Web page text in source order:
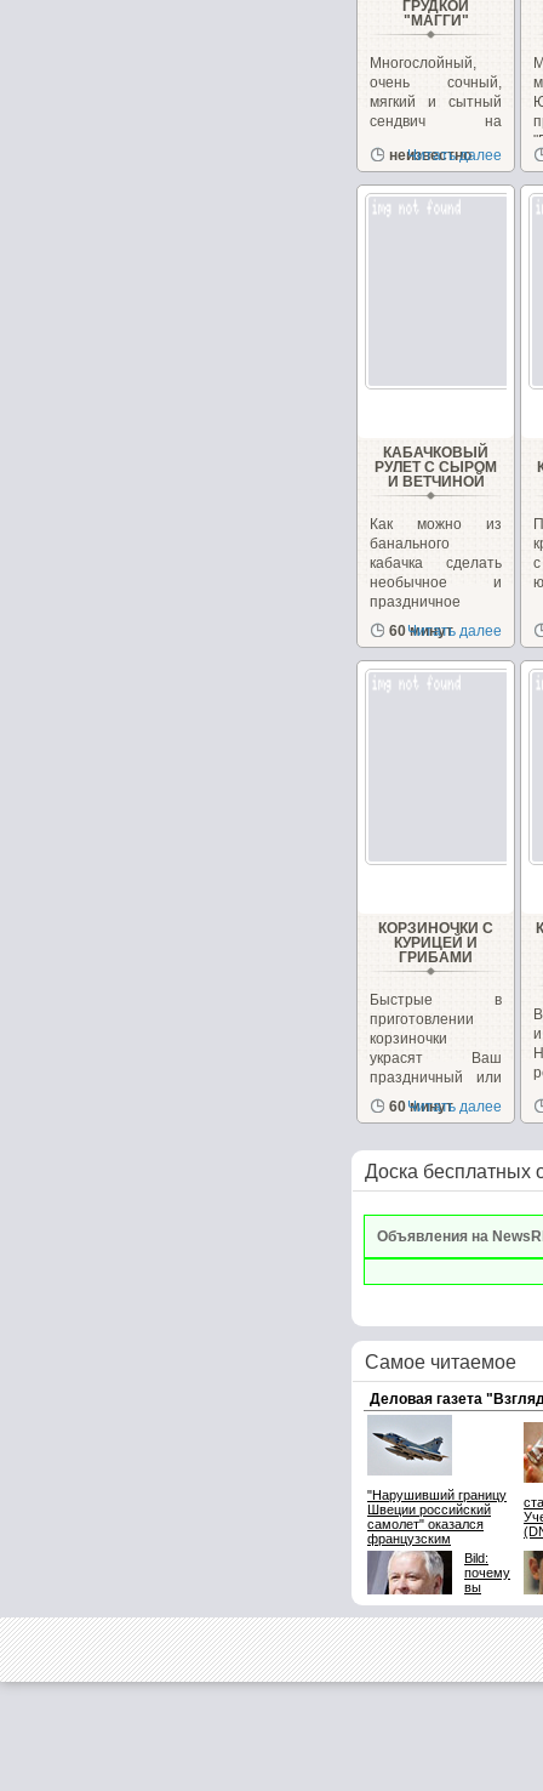
ГРУДКОЙ
"МАГГИ"
Многослойный,
очень сочный,
мягкий и сытный
сендвич на
закуску!...
неизвестно
Читать далее
КАБАЧКОВЫЙ
РУЛЕТ С СЫРОМ
И ВЕТЧИНОЙ
Как можно из
банального
кабачка сделать
необычное и
праздничное
блюдо. Взяв...
60 минут
Читать далее
КОРЗИНОЧКИ С
КУРИЦЕЙ И
ГРИБАМИ
Быстрые в
приготовлении
корзиночки
украсят Ваш
праздничный или
повседневный...
60 минут
Читать далее
Доска бесплатных
Объявления на
Самое читаемое